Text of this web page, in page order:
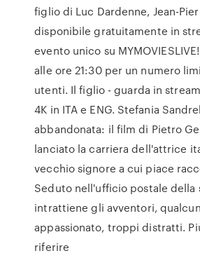
figlio di Luc Dardenne, Jean-
disponibile gratuitamente in
evento unico su
alle ore 21:30 per un numero
utenti. Il figlio - guarda in
4K in ITA e ENG. Stefania
abbandonata: il film di Pietro
lanciato la carriera dell'attrice
vecchio signore a cui piace
Seduto nell'ufficio postale della
intrattiene gli avventori,
appassionato, troppi distratti.
riferire